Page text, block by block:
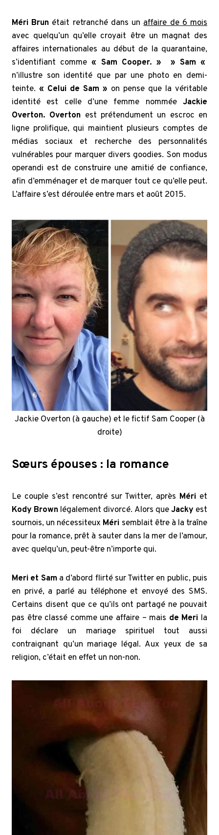
Méri Brun était retranché dans unaffaire de 6 mois
avec quelqu’un qu’elle croyait être un magnat des
affaires internationales au début de la quarantaine,
s’identifiant comme« Sam Cooper. » » Sam «
n’illustre son identité que par une photo en demi-
teinte. « Celui de Sam » on pense que la véritable
identité est celle d’une femme nomméeJackie
Overton. Overton est prétendument un escroc en
ligne prolifique, qui maintient plusieurs comptes de
médias sociaux et recherche des personnalités
vulnérables pour marquer divers goodies. Son modus
operandi est de construire une amitié de confiance,
afin d’emménager et de marquer tout ce qu’elle peut.
L’affaire s’est déroulée entre mars et août 2015.
Jackie Overton (à gauche) et le fictif Sam Cooper (à
droite)
Sœurs épouses : la romance
Le couple s’est rencontré sur Twitter, après Méri et
Kody Brown légalement divorcé. Alors queJacky est
sournois, un nécessiteux Méri semblait être à la traîne
pour la romance, prêt à sauter dans la mer de l’amour,
avec quelqu’un, peut-être n’importe qui.
Meri et Sama d’abord flirté sur Twitter en public, puis
en privé, a parlé au téléphone et envoyé des SMS.
Certains disent que ce qu’ils ont partagé ne pouvait
pas être classé comme une affaire – mais de Meri la
foi déclare un mariage spirituel tout aussi
contraignant qu’un mariage légal. Aux yeux de sa
religion, c’était en effet un non-non.